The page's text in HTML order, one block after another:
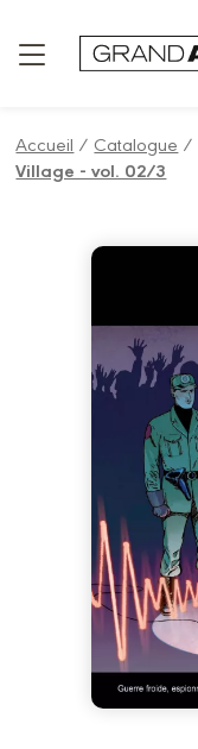
Accueil / Catalogue /
Village - vol. 02/3